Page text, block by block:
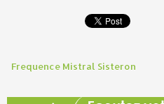
Frequence Mistral Sisteron